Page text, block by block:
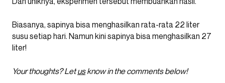
Biasanya, sapinya bisa menghasilkan rata-rata 22 liter
susu setiap hari. Namun kini sapinya bisa menghasilkan 27
liter!
Your thoughts? Letusknow in the comments below!